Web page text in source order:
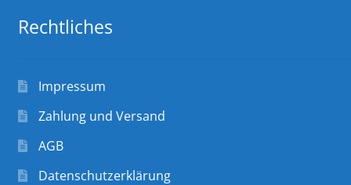
Rechtliches
Impressum
Zahlung und Versand
AGB
Datenschutzerklärung